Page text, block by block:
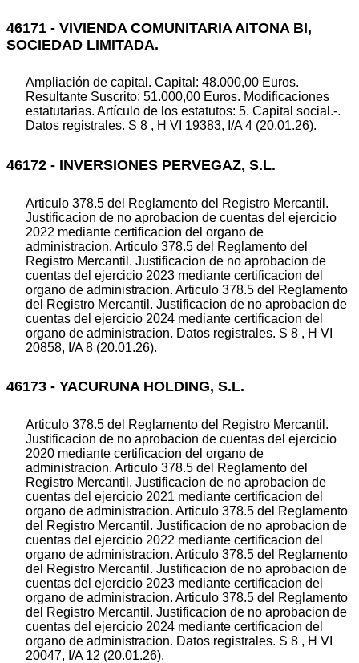
46171 - VIVIENDA COMUNITARIA AITONA BI,
SOCIEDAD LIMITADA.
Ampliación de capital. Capital: 48.000,00 Euros.
Resultante Suscrito: 51.000,00 Euros. Modificaciones
estatutarias. Artículo de los estatutos: 5. Capital social.-.
Datos registrales. S 8 , H VI 19383, I/A 4 (20.01.26).
46172 - INVERSIONES PERVEGAZ, S.L.
Articulo 378.5 del Reglamento del Registro Mercantil.
Justificacion de no aprobacion de cuentas del ejercicio
2022 mediante certificacion del organo de
administracion. Articulo 378.5 del Reglamento del
Registro Mercantil. Justificacion de no aprobacion de
cuentas del ejercicio 2023 mediante certificacion del
organo de administracion. Articulo 378.5 del Reglamento
del Registro Mercantil. Justificacion de no aprobacion de
cuentas del ejercicio 2024 mediante certificacion del
organo de administracion. Datos registrales. S 8 , H VI
20858, I/A 8 (20.01.26).
46173 - YACURUNA HOLDING, S.L.
Articulo 378.5 del Reglamento del Registro Mercantil.
Justificacion de no aprobacion de cuentas del ejercicio
2020 mediante certificacion del organo de
administracion. Articulo 378.5 del Reglamento del
Registro Mercantil. Justificacion de no aprobacion de
cuentas del ejercicio 2021 mediante certificacion del
organo de administracion. Articulo 378.5 del Reglamento
del Registro Mercantil. Justificacion de no aprobacion de
cuentas del ejercicio 2022 mediante certificacion del
organo de administracion. Articulo 378.5 del Reglamento
del Registro Mercantil. Justificacion de no aprobacion de
cuentas del ejercicio 2023 mediante certificacion del
organo de administracion. Articulo 378.5 del Reglamento
del Registro Mercantil. Justificacion de no aprobacion de
cuentas del ejercicio 2024 mediante certificacion del
organo de administracion. Datos registrales. S 8 , H VI
20047, I/A 12 (20.01.26).